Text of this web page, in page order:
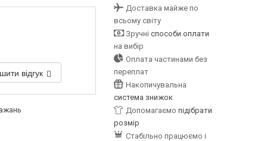
відгук
Доставка майже по
всьому світу
Зручні способи оплати
на вибір
Оплата частинами без
переплат
Накопичувальна
система знижок
Допомагаємо підібрати
розмір
Стабільно працюємо і